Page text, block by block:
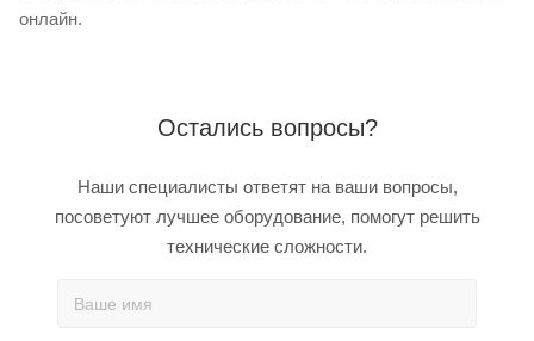
онлайн.
Остались вопросы?
Наши специалисты ответят на ваши вопросы,
посоветуют лучшее оборудование, помогут решить
технические сложности.